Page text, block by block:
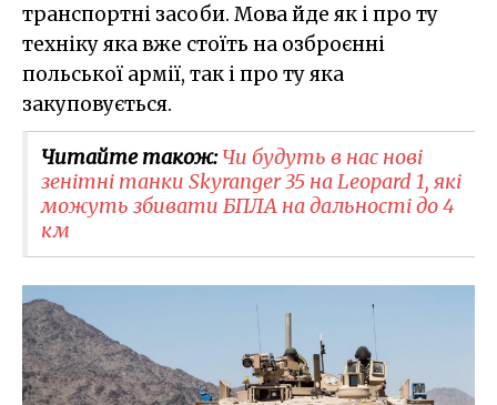
транспортні засоби. Мова йде як і про ту
техніку яка вже стоїть на озброєнні
польської армії, так і про ту яка
закуповується.
Читайте також:Чи будуть в нас нові
зенітні танки Skyranger 35 на Leopard 1, які
можуть збивати БПЛА на дальності до 4
км